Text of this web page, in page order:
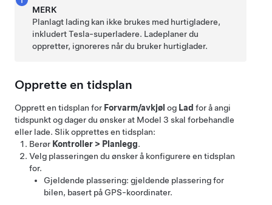
MERK
Planlagt lading kan ikke brukes med hurtigladere,
inkludert Tesla-superladere. Ladeplaner du
oppretter, ignoreres når du bruker hurtiglader.
Opprette en tidsplan
Opprett en tidsplan for Forvarm/avkjøl og Lad for å angi
tidspunkt og dager du ønsker at Model 3 skal forbehandle
eller lade. Slik opprettes en tidsplan:
Berør Kontroller > Planlegg.
Velg plasseringen du ønsker å konfigurere en tidsplan
for.
Gjeldende plassering: gjeldende plassering for
bilen, basert på GPS-koordinater.